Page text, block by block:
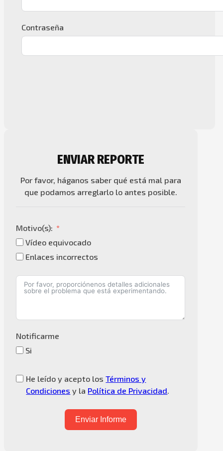
Contraseña
ENVIAR REPORTE
Por favor, háganos saber qué está mal para
que podamos arreglarlo lo antes posible.
Motivo(s):
Vídeo equivocado
Enlaces incorrectos
Notificarme
Si
He leído y acepto losTérminos y
Condiciones y la Política de Privacidad
Enviar Informe